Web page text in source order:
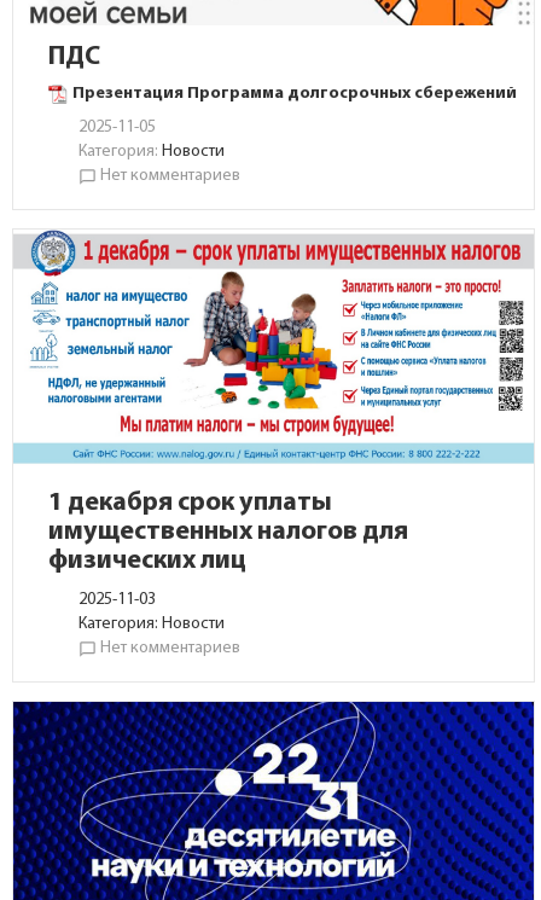
ПДС
Презентация Программа долгосрочных сбережений
2025-11-05
Категория:Новости
chat_bubble_outline Нет комментариев
1 декабря срок уплаты
имущественных налогов для
физических лиц
2025-11-03
Категория:Новости
chat_bubble_outline Нет комментариев